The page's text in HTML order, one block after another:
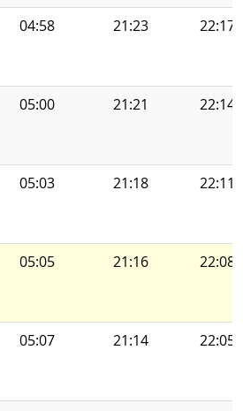
04:58 21:23 22:17
05:00 21:21 22:14
05:03 21:18 22:11
05:05 21:16 22:08
05:07 21:14 22:05